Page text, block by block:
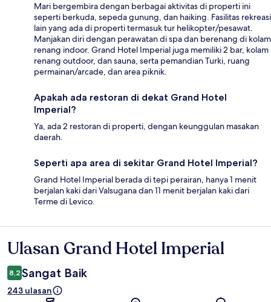
Mari bergembira dengan berbagai aktivitas di properti ini
seperti berkuda, sepeda gunung, dan haiking. Fasilitas rekreasi
lain yang ada di properti termasuk tur helikopter/pesawat.
Manjakan diri dengan perawatan di spa dan berenang di kolam
renang indoor. Grand Hotel Imperial juga memiliki 2 bar, kolam
renang outdoor, dan sauna, serta pemandian Turki, ruang
permainan/arcade, dan area piknik.
Apakah ada restoran di dekat Grand Hotel
Imperial?
Ya, ada 2 restoran di properti, dengan keunggulan masakan
daerah.
Seperti apa area di sekitar Grand Hotel Imperial?
Grand Hotel Imperial berada di tepi perairan, hanya 1 menit
berjalan kaki dari Valsugana dan 11 menit berjalan kaki dari
Terme di Levico.
Ulasan
Ulasan Grand Hotel Imperial
8,2 Sangat Baik
243 ulasan